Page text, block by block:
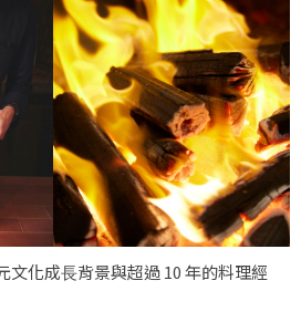
化成⻑背景與超過 10 年的料理經